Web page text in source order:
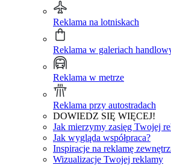
Reklama na lotniskach
Reklama w galeriach
Reklama w metrze
Reklama przy autostradach
DOWIEDZ SIĘ WIĘCEJ!
Jak mierzymy zasięg Twojej
Jak wygląda współpraca?
Inspiracje na reklamę
Wizualizacje Twojej reklamy